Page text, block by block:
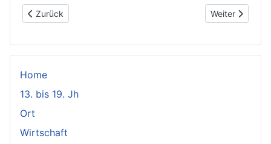
Home
13. bis 19. Jh
Ort
Wirtschaft
Vorheriger Beitrag: 1923: Inflation
Zurück Nächster
Weiter